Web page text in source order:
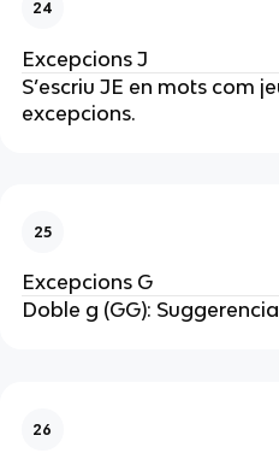
24
Excepcions J
S’escriu JE en mots com
excepcions.
25
Excepcions G
Doble g (GG):
26